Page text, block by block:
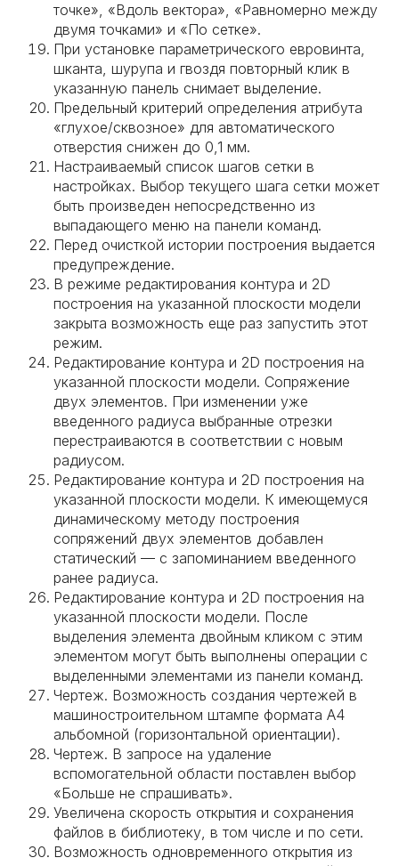
точке», «Вдоль вектора», «Равномерно между
двумя точками» и «По сетке».
При установке параметрического евровинта,
шканта, шурупа и гвоздя повторный клик в
указанную панель снимает выделение.
Предельный критерий определения атрибута
«глухое/сквозное» для автоматического
отверстия снижен до 0,1 мм.
Настраиваемый список шагов сетки в
настройках. Выбор текущего шага сетки может
быть произведен непосредственно из
выпадающего меню на панели команд.
Перед очисткой истории построения выдается
предупреждение.
В режиме редактирования контура и 2D
построения на указанной плоскости модели
закрыта возможность еще раз запустить этот
режим.
Редактирование контура и 2D построения на
указанной плоскости модели. Сопряжение
двух элементов. При изменении уже
введенного радиуса выбранные отрезки
перестраиваются в соответствии с новым
радиусом.
Редактирование контура и 2D построения на
указанной плоскости модели. К имеющемуся
динамическому методу построения
сопряжений двух элементов добавлен
статический — с запоминанием введенного
ранее радиуса.
Редактирование контура и 2D построения на
указанной плоскости модели. После
выделения элемента двойным кликом с этим
элементом могут быть выполнены операции с
выделенными элементами из панели команд.
Чертеж. Возможность создания чертежей в
машиностроительном штампе формата А4
альбомной (горизонтальной ориентации).
Чертеж. В запросе на удаление
вспомогательной области поставлен выбор
«Больше не спрашивать».
Увеличена скорость открытия и сохранения
файлов в библиотеку, в том числе и по сети.
Возможность одновременного открытия из